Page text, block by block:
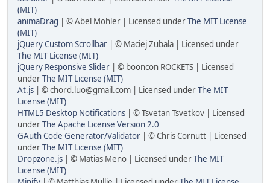
(MIT)
animaDrag | © Abel Mohler | Licensed underThe MIT License
(MIT)
jQuery Custom Scrollbar | © Maciej Zubala | Licensed under
The MIT License (MIT)
jQuery Responsive Slider | © booncon ROCKETS | Licensed
underThe MIT License (MIT)
At.js | © chord.luo@gmail.com | Licensed underThe MIT
License (MIT)
HTML5 Desktop Notifications | © Tsvetan Tsvetkov | Licensed
underThe Apache License Version 2.0
GAuth Code Generator/Validator | © Chris Cornutt | Licensed
underThe MIT License (MIT)
Dropzone.js | © Matias Meno | Licensed underThe MIT
License (MIT)